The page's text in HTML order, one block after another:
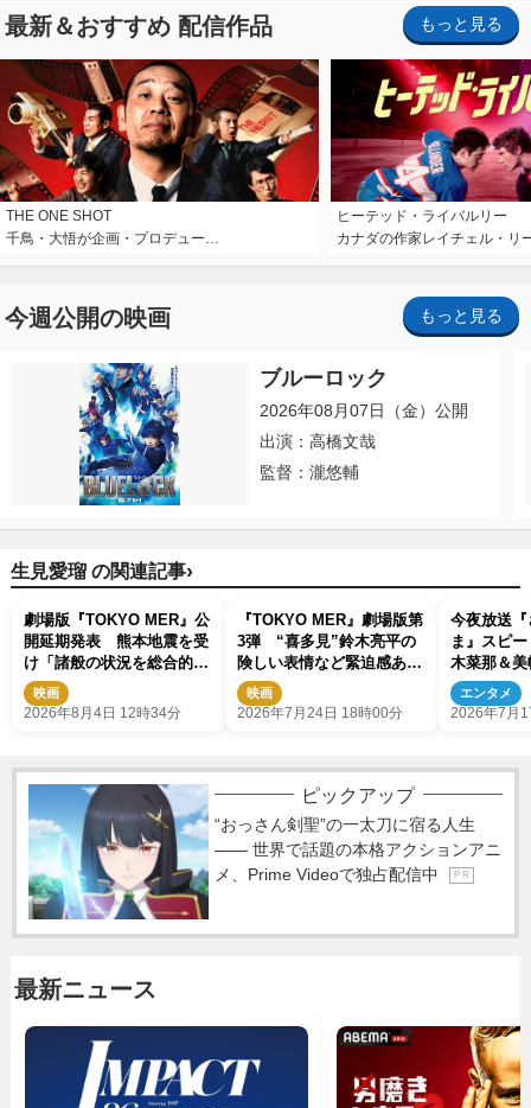
最新＆おすすめ 配信作品 もっと見る
THE ONE SHOT
千鳥・大悟が企画・プロデュー…
ヒーテッド・ライバルリー
カナダの作家レイチェル・リ
今週公開の映画 もっと見る
ブルーロック
2026年08月07日（金）公開
出演：高橋文哉
監督：瀧悠輔
生見愛瑠 の関連記事›
劇場版『TOKYO MER』公
開延期発表 熊本地震を受
け「諸般の状況を総合的に
勘案し」
映画
2026年8月4日 12時34分
『TOKYO MER』劇場版第
3弾 “喜多見”鈴木亮平の
険しい表情など緊迫感あふ
れる場面写真公開
映画
2026年7月24日 18時00分
今夜放送
ま』スピ
木菜那＆
場 妹・美
ードにつ
エンタメ
2026年7月
ピックアップ
“おっさん剣聖”の一太刀に宿る人生
―― 世界で話題の本格アクションアニ
メ、Prime Videoで独占配信中
P R
最新ニュース